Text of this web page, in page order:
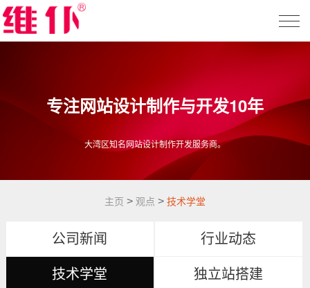
专注网站设计制作与开发10年
大湾区知名网站设计制作开发服务商。
主页 > 观点 > 技术学堂
公司新闻 行业动态
技术学堂 独立站搭建